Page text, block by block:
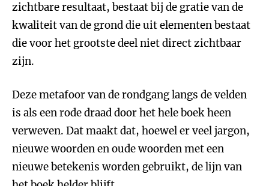
zichtbare resultaat, bestaat bij de gratie van de
kwaliteit van de grond die uit elementen bestaat
die voor het grootste deel niet direct zichtbaar
zijn.
Deze metafoor van de rondgang langs de velden
is als een rode draad door het hele boek heen
verweven. Dat maakt dat, hoewel er veel jargon,
nieuwe woorden en oude woorden met een
nieuwe betekenis worden gebruikt, de lijn van